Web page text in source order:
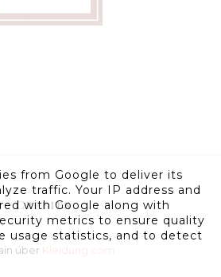
Credits
über Kleidung.com
from Google to deliver its
traffic. Your IP address and
with Google along with
metrics to ensure quality
usage statistics, and to detect